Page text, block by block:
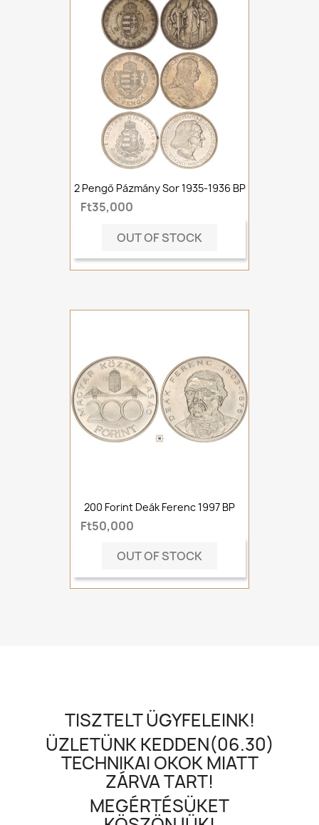
2 Pengő Pázmány Sor 1935-1936 BP
Ft35,000
OUT OF STOCK
200 Forint Deák Ferenc 1997 BP
Ft50,000
OUT OF STOCK
TISZTELT ÜGYFELEINK!
ÜZLETÜNK KEDDEN(06.30)
TECHNIKAI OKOK MIATT
ZÁRVA TART!
MEGÉRTÉSÜKET